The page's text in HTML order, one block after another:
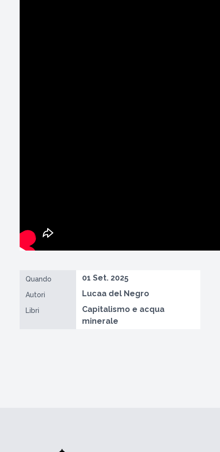
Quando 01 Set. 2025
Autori Lucaa del Negro
Libri
Capitalismo e acqua
minerale